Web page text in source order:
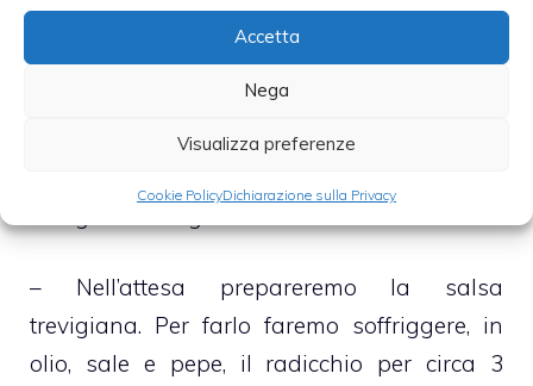
Accetta
Nega
Visualizza preferenze
Cookie PolicyDichiarazione sulla Privacy
– Disporremo dunque, sul fondo di una
teglia, del burro e del pangrattato e vi
adageremo il nostro sformato che, a questo
– Nell’attesa prepareremo la salsa
trevigiana. Per farlo faremo soffriggere, in
olio, sale e pepe, il radicchio per circa 3